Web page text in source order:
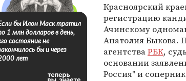
Красноярский
регистрацию
Ачинскому
Анатолия Быкова.
агентстваРБК,
основании
Россия" и
бы Илон Маск тратил
1 млн долларов в день,
состояние не
бы и через
лет